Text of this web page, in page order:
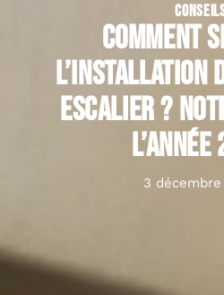
Comment
l’installation
escalier ?
l’année
3